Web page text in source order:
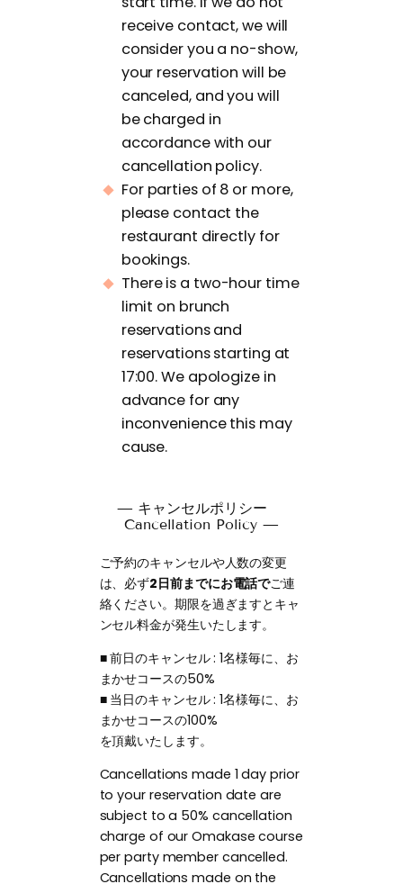
receive contact, we will
consider you a no-show,
your reservation will be
canceled, and you will
be charged in
accordance with our
cancellation policy.
For parties of 8 or more,
please contact the
restaurant directly for
bookings.
There is a two-hour time
limit on brunch
reservations and
reservations starting at
17:00. We apologize in
advance for any
inconvenience this may
cause.
— キャンセルポリシー
Cancellation Policy —
ご予約のキャンセルや人数の変更
は、必ず2日前までにお電話でご連
絡ください。期限を過ぎますとキャ
ンセル料金が発生いたします。
■ 前日のキャンセル : 1名様毎に、お
まかせコースの50%
■ 当日のキャンセル : 1名様毎に、お
まかせコースの100%
を頂戴いたします。
Cancellations made 1 day prior
to your reservation date are
subject to a 50% cancellation
charge of our Omakase course
per party member cancelled.
Cancellations made on the